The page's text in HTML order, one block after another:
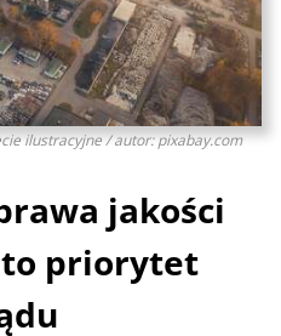
ilustracyjne / autor: pixabay.com
jakości
priorytet